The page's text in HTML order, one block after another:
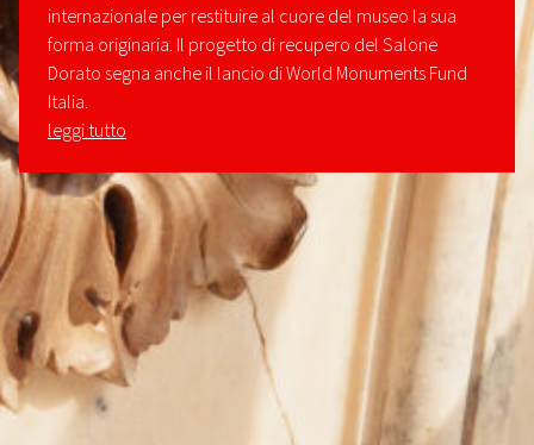
internazionale per restituire al cuore del museo la sua
forma originaria. Il progetto di recupero del Salone
Dorato segna anche il lancio di World Monuments Fund
Italia.
leggi tutto